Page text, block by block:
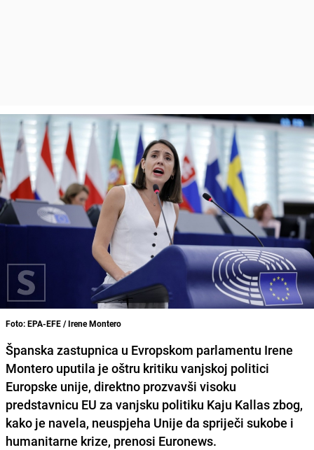
Foto: EPA-EFE / Irene Montero
Španska zastupnica u Evropskom parlamentu Irene
Montero uputila je oštru kritiku vanjskoj politici
Europske unije, direktno prozvavši visoku
predstavnicu EU za vanjsku politiku Kaju Kallas zbog,
kako je navela, neuspjeha Unije da spriječi sukobe i
humanitarne krize, prenosi Euronews.